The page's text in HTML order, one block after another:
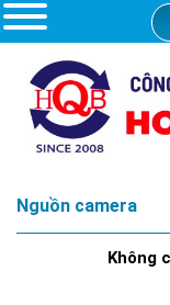
Nguồn camera
Không